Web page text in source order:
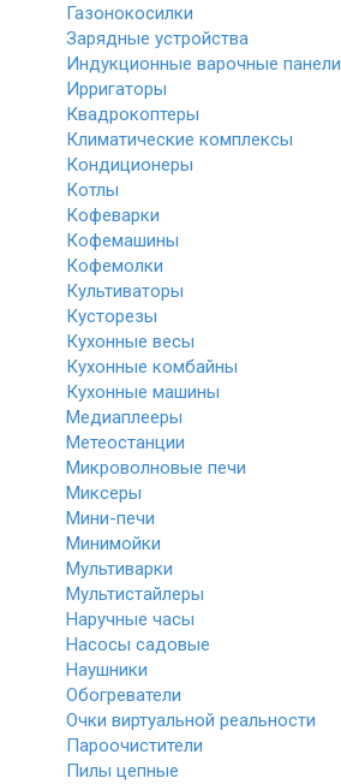
Газонокосилки
Зарядные устройства
Индукционные варочные панели
Ирригаторы
Квадрокоптеры
Климатические комплексы
Кондиционеры
Котлы
Кофеварки
Кофемашины
Кофемолки
Культиваторы
Кусторезы
Кухонные весы
Кухонные комбайны
Кухонные машины
Медиаплееры
Метеостанции
Микроволновые печи
Миксеры
Мини-печи
Минимойки
Мультиварки
Мультистайлеры
Наручные часы
Насосы садовые
Наушники
Обогреватели
Очки виртуальной реальности
Пароочистители
Пилы цепные